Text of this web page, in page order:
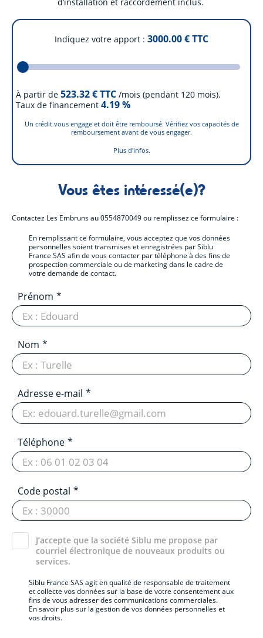
Indiquez votre apport 3000.00€ TTC
À partir de 523.32€ TTC /mois (pendant 120 mois).
Taux de financement 4.19%
Un crédit vous engage et doit être remboursé. Vérifiez vos capacités de
remboursement avant de vous engager.
Plus d'infos.
Vous êtes intéressé(e)?
Contactez Les Embrunsau0554870049ou remplissez ce formulaire :
En remplissant ce formulaire, vous acceptez que vos données
personnelles soient transmises et enregistrées par Siblu
France SAS afin de vous contacter par téléphone à des fins de
prospection commerciale ou de marketing dans le cadre de
votre demande de contact.
Prénom
Nom
Adresse e-mail
Téléphone
Code postal
J’accepte que la société Siblu me propose par
courriel électronique de nouveaux produits ou
services.
Siblu France SAS agit en qualité de responsable de traitement
et collecte vos données sur la base de votre consentement aux
fins de vous adresser des communications commerciales.
En savoir plus sur la gestion de vos données personnelles et
vos droits.